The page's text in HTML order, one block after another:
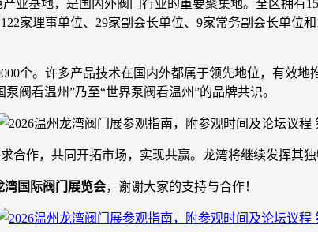
业基地，是国内外阀门行业的重要聚集地。全区拥有
家理事单位、29家副会长单位、9家常务副会长单位
个。许多产品技术在国内外都属于领先地位，有效
阀看温州”乃至“世界泵阀看温州”的品牌共识。
作，共同开拓市场，实现共赢。龙湾将继续发挥其
湾国际阀门展览会，谢谢大家的支持与合作！